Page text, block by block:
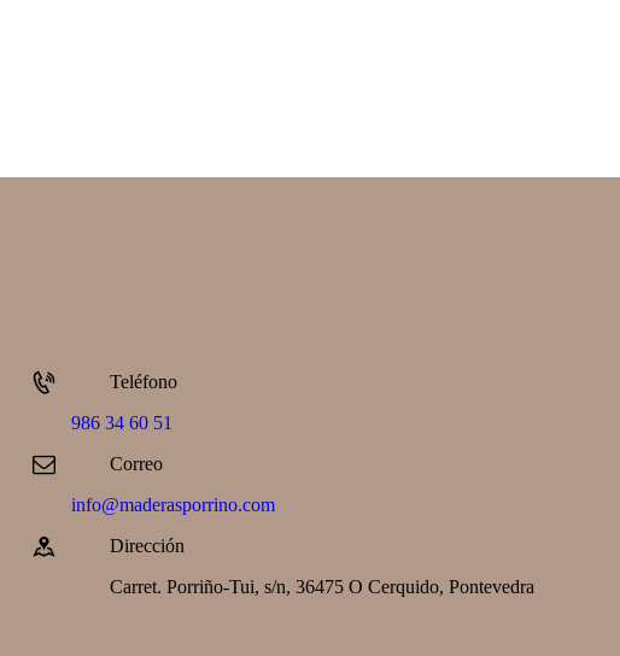
Teléfono
986 34 60 51
Correo
info@maderasporrino.com
Dirección
Carret. Porriño-Tui, s/n, 36475 O Cerquido, Pontevedra